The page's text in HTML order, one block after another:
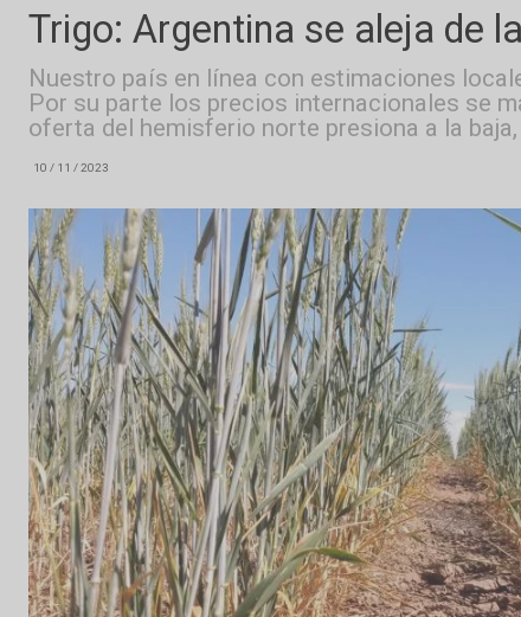
Trigo: Argentina se aleja
Nuestro país en línea con estimaciones
Por su parte los precios internacionales
oferta del hemisferio norte presiona a
10 / 11 / 2023